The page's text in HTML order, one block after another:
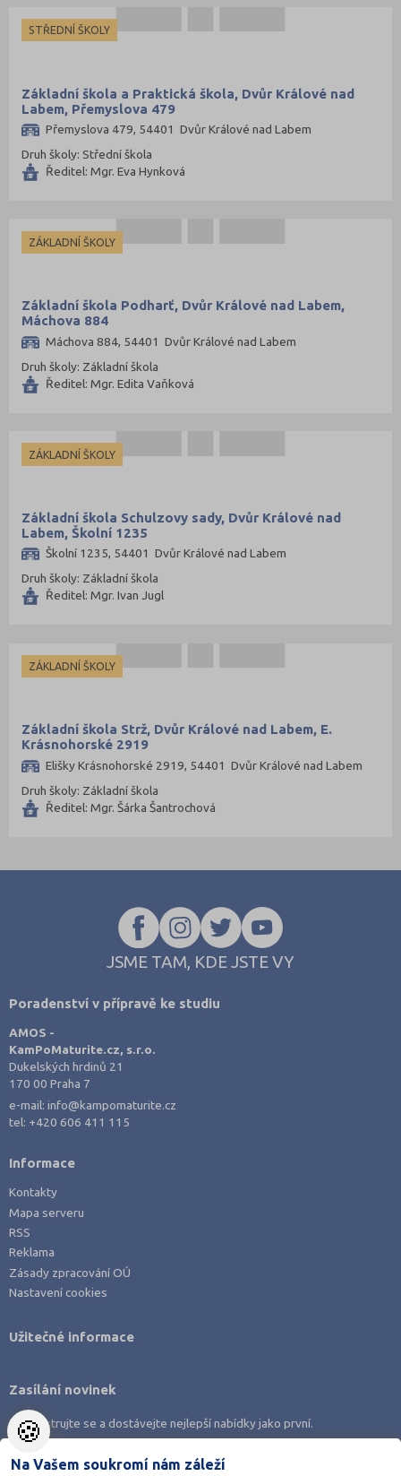
STŘEDNÍ ŠKOLY
Základní škola a Praktická škola, Dvůr Králové nad
Labem, Přemyslova 479
Přemyslova 479, 54401 Dvůr Králové nad Labem
Druh školy: Střední škola
Ředitel: Mgr. Eva Hynková
ZÁKLADNÍ ŠKOLY
Základní škola Podharť, Dvůr Králové nad Labem,
Máchova 884
Máchova 884, 54401 Dvůr Králové nad Labem
Druh školy: Základní škola
Ředitel: Mgr. Edita Vaňková
ZÁKLADNÍ ŠKOLY
Základní škola Schulzovy sady, Dvůr Králové nad
Labem, Školní 1235
Školní 1235, 54401 Dvůr Králové nad Labem
Druh školy: Základní škola
Ředitel: Mgr. Ivan Jugl
ZÁKLADNÍ ŠKOLY
Základní škola Strž, Dvůr Králové nad Labem, E.
Krásnohorské 2919
Elišky Krásnohorské 2919, 54401 Dvůr Králové nad Labem
Druh školy: Základní škola
Ředitel: Mgr. Šárka Šantrochová
JSME TAM, KDE JSTE VY
Poradenství v přípravě ke studiu
AMOS -
KamPoMaturite.cz, s.r.o.
Dukelských hrdinů 21
170 00 Praha 7
e-mail:info@kampomaturite.cz
tel: +420 606 411 115
Informace
Kontakty
Mapa serveru
RSS
Reklama
Zásady zpracování OÚ
Nastavení cookies
Užitečné informace
Zasílání novinek
Zaregistrujte se a dostávejte nejlepší nabídky jako první.
🍪
Na Vašem soukromí nám záleží